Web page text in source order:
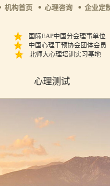
机构首页 心理咨询 企业定
国际EAP中国分会理事单位
中国心理干预协会团体会员
北师大心理培训实习基地
心理测试